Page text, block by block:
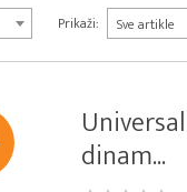
Prikaži: Sve artikle
dinam...